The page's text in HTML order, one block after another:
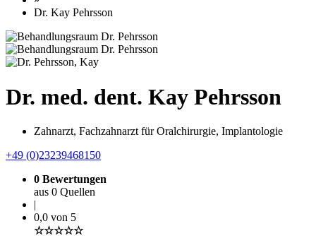
Dr. Kay Pehrsson
Dr. med. dent. Kay Pehrsson
Zahnarzt, Fachzahnarzt für Oralchirurgie, Implantologie
+49 (0)23239468150
0 Bewertungen
aus 0 Quellen
|
0,0 von 5
☆☆☆☆☆